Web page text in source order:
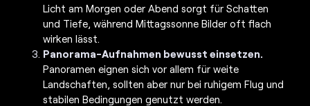
Licht am Morgen oder Abend sorgt für Schatten
und Tiefe, während Mittagssonne Bilder oft flach
wirken lässt.
Panorama-Aufnahmen bewusst einsetzen.
Panoramen eignen sich vor allem für weite
Landschaften, sollten aber nur bei ruhigem Flug und
stabilen Bedingungen genutzt werden.